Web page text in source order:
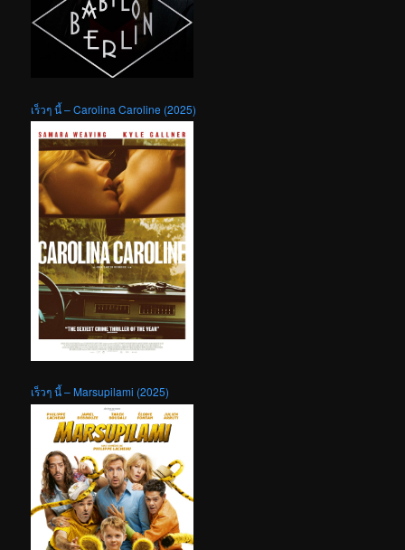
เร็วๆ นี้ – Carolina Caroline (2025)
เร็วๆ นี้ – Marsupilami (2025)